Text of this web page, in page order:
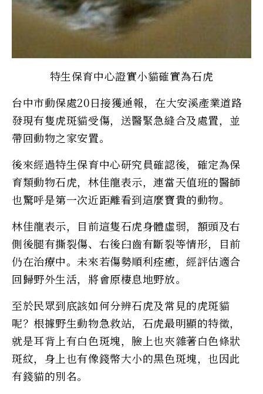
特生保育中心證實小貓確實為石虎
台中市動保處20日接獲通報，在大安溪產業道路
發現有隻虎斑貓受傷，送醫緊急縫合及處置，並
帶回動物之家安置。
後來經過特生保育中心研究員確認後，確定為保
育類動物石虎，林佳龍表示，連當天值班的醫師
也驚呼是第一次近距離看到這麼寶貴的動物。
林佳龍表示，目前這隻石虎身體虛弱，額頭及右
側後腿有撕裂傷、右後臼齒有斷裂等情形，目前
仍在治療中。未來若傷勢順利痊癒，經評估適合
回歸野外生活，將會原棲息地野放。
至於民眾到底該如何分辨石虎及常見的虎斑貓
呢？根據野生動物急救站，石虎最明顯的特徵，
就是耳背上有白色斑塊，臉上也夾雜著白色條狀
斑紋，身上也有像錢幣大小的黑色斑塊，也因此
有錢貓的別名。